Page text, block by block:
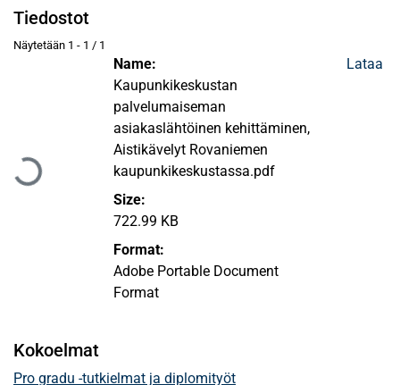
Tiedostot
Näytetään 1 - 1 / 1
Ladataan...
Name:
Kaupunkikeskustan
palvelumaiseman
asiakaslähtöinen kehittäminen,
Aistikävelyt Rovaniemen
kaupunkikeskustassa.pdf
Size:
722.99 KB
Format:
Adobe Portable Document
Format
Lataa
Kokoelmat
Pro gradu -tutkielmat ja diplomityöt